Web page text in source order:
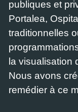
publiques et
Portalea,
traditionnelles
la visualisation
Nous avons
remédier à ce